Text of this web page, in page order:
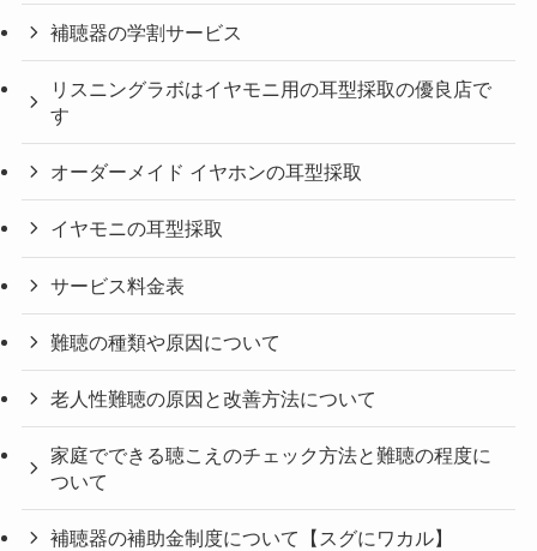
補聴器の学割サービス
リスニングラボはイヤモニ用の耳型採取の優良店で
す
オーダーメイド イヤホンの耳型採取
イヤモニの耳型採取
サービス料金表
難聴の種類や原因について
老人性難聴の原因と改善方法について
家庭でできる聴こえのチェック方法と難聴の程度に
ついて
補聴器の補助金制度について【スグにワカル】